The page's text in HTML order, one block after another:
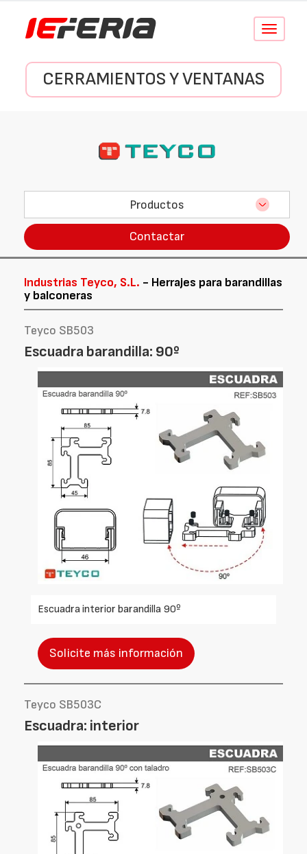
Conmutar
CERRAMIENTOS Y VENTANAS
Productos
Contactar
Industrias Teyco, S.L. - Herrajes para barandillas
y balconeras
Teyco SB503
Escuadra barandilla: 90º
Escuadra interior barandilla 90º
Solicite más información
Teyco SB503C
Escuadra: interior